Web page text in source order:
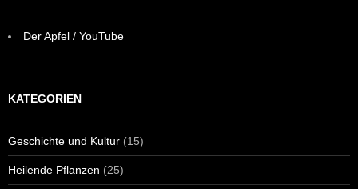
Der Apfel / YouTube
KATEGORIEN
Geschichte und Kultur (15)
Heilende Pflanzen (25)